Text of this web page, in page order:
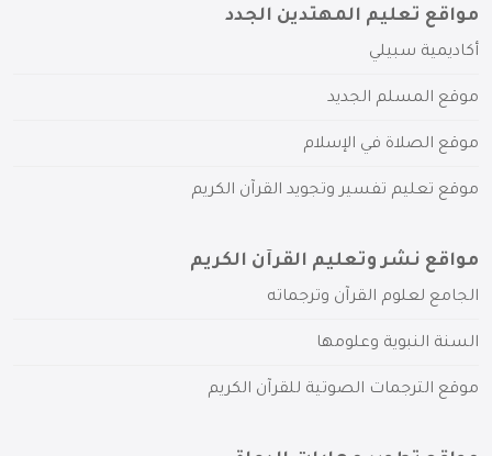
مواقع تعليم المهتدين الجدد
أكاديمية سبيلي
موقع المسلم الجديد
موقع الصلاة في الإسلام
موقع تعليم تفسير وتجويد القرآن الكريم
مواقع نشر وتعليم القرآن الكريم
الجامع لعلوم القرآن وترجماته
السنة النبوية وعلومها
موقع الترجمات الصوتية للقرآن الكريم